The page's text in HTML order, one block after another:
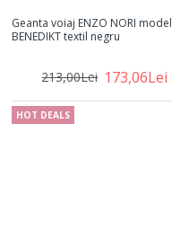
Geanta voiaj ENZO NORI model
BENEDIKT textil negru
173,06Lei
213,00Lei
HOT DEALS